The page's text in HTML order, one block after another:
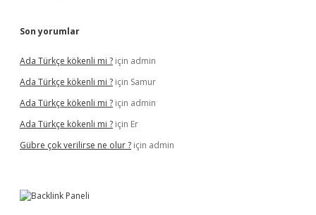
Son yorumlar
Ada Türkçe kökenli mi ? için admin
Ada Türkçe kökenli mi ? için Samur
Ada Türkçe kökenli mi ? için admin
Ada Türkçe kökenli mi ? için Er
Gübre çok verilirse ne olur ? için admin